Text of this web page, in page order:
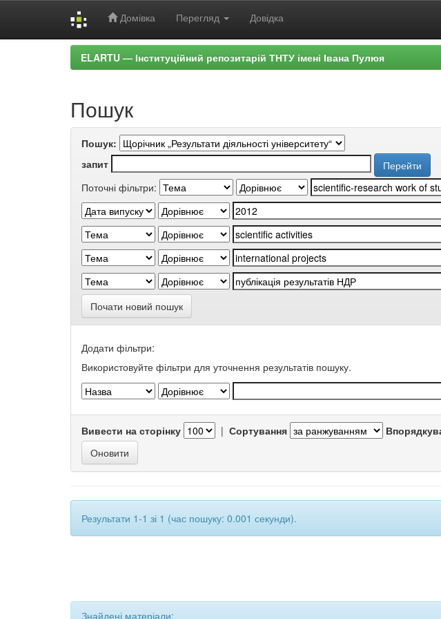
Домівка Перегляд Довідка
ELARTU — Інституційний репозитарій ТНТУ імені Івана Пулюя
Пошук
Пошук:
запит
Поточні фільтри:
Почати новий пошук
Додати фільтри:
Використовуйте фільтри для уточнення результатів пошуку.
Вивести на сторінку | Сортування
Результати 1-1 зі 1 (час пошуку: 0.001 секунди).
Знайдені матеріали: